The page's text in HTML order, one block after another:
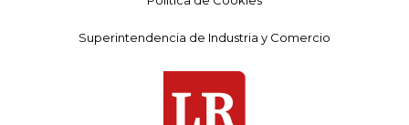
Superintendencia de Industria y Comercio